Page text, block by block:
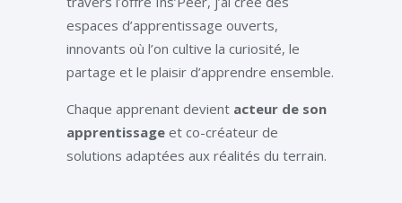
espaces d’apprentissage ouverts,
innovants où l’on cultive la curiosité, le
partage et le plaisir d’apprendre ensemble.
Chaque apprenant devient acteur de son
apprentissage et co-créateur de
solutions adaptées aux réalités du terrain.